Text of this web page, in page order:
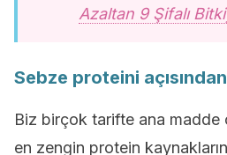
Azaltan 9 Şifalı
Sebze proteini
Biz birçok tarifte ana madde
en zengin protein